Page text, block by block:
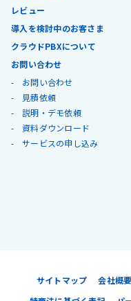
レビュー
導入を検討中のお客さま
クラウドPBXについて
お問い合わせ
お問い合わせ
見積依頼
説明・デモ依頼
資料ダウンロード
サービスの申し込み
サイトマップ 会社概要